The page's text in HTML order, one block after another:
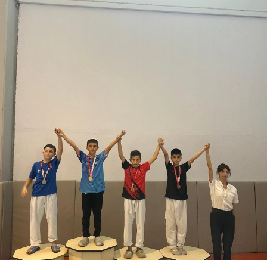
WhatsApp İhbar Hattı
Youtube
Telegram